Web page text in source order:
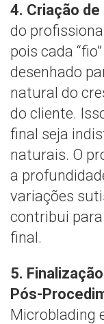
4. Criação
do
pois cada
desenhado
natural do
do cliente.
final seja
naturais. O
a
variações
contribui
final.
5.
Pós-
Microblading